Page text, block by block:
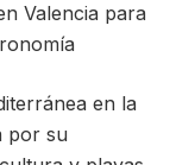
Valencia para
en la
por su